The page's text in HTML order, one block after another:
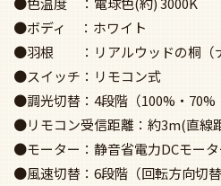
●ボディ ：ホワイト
●羽根 ：リアルウッドの桐（ナ
●スイッチ：リモコン式
●調光切替：4段階（100%・70%
●リモコン受信距離：約3m(直線
●モーター：静音省電力DCモータ
●風速切替：6段階（回転方向切替